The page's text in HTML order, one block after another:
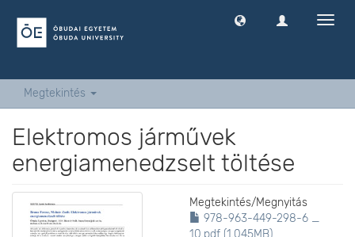
Megtekintés
Elektromos járművek
energiamenedzselt töltése
Megtekintés/Megnyitás
978-963-449-298-6 _
10.pdf (1.045MB)